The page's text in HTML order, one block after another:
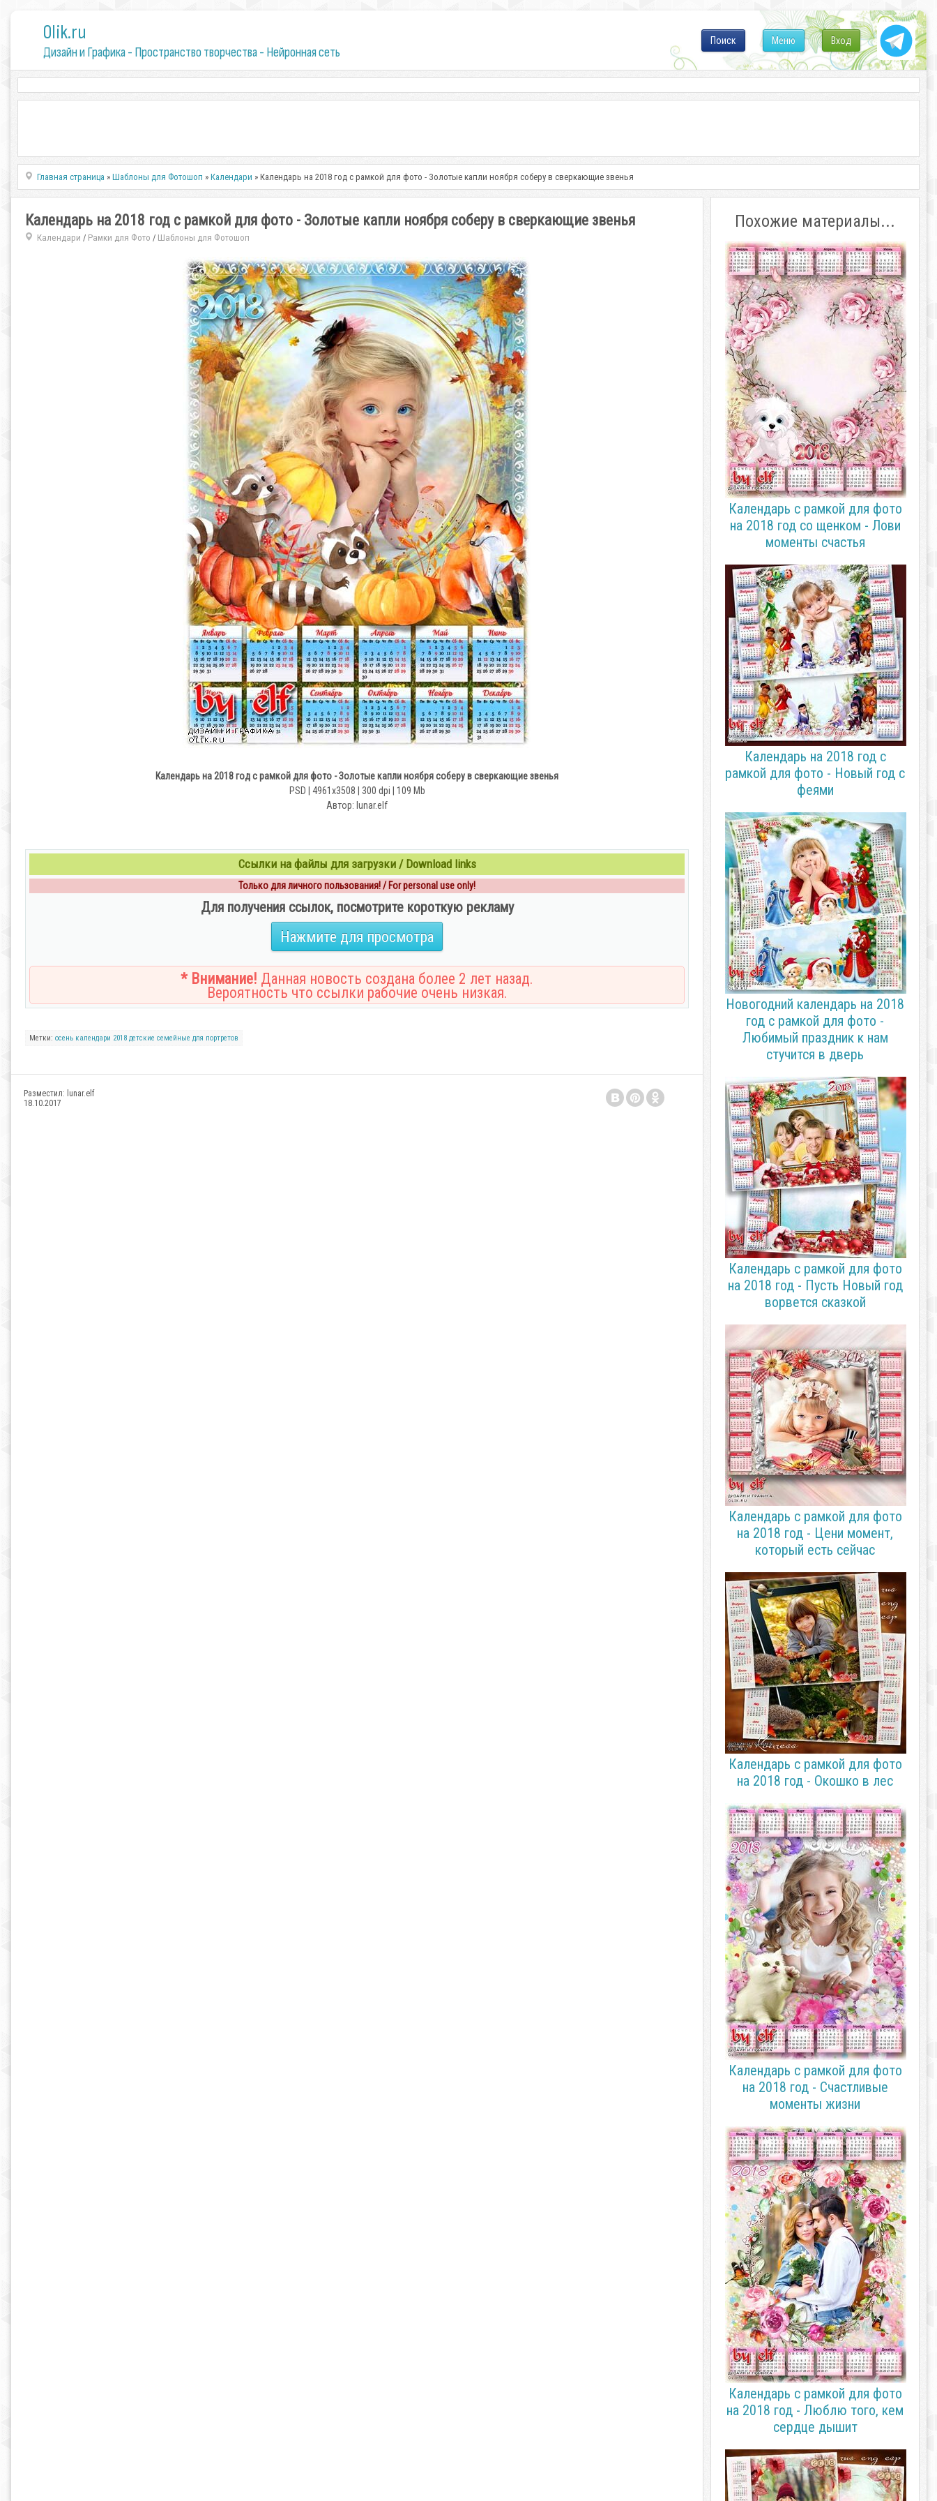
0lik.ru
Дизайн и Графика - Пространство творчества - Нейронная сеть
Вход
Меню
Поиск
Главная страница »Шаблоны для Фотошоп »Календари » Календарь на 2018 год с рамкой для фото - Золотые капли ноября соберу в сверкающие звенья
Календарь на 2018 год с рамкой для фото - Золотые капли ноября соберу в сверкающие звенья
Календари / Рамки для Фото / Шаблоны для Фотошоп
Календарь на 2018 год с рамкой для фото - Золотые капли ноября соберу в сверкающие звенья
PSD | 4961х3508 | 300 dpi | 109 Mb
Автор: lunar.elf
Ссылки на файлы для загрузки / Download links
Только для личного пользования! / For personal use only!
Для получения ссылок, посмотрите короткую рекламу
Нажмите для просмотра
* Внимание! Данная новость создана более 2 лет назад.
Вероятность что ссылки рабочие очень низкая.
Метки: осень календари 2018 детские семейные для портретов
Разместил: lunar.elf
18.10.2017
Похожие материалы...
Календарь с рамкой для фото
на 2018 год со щенком - Лови
моменты счастья
Календарь на 2018 год с
рамкой для фото - Новый год с
феями
Новогодний календарь на 2018
год с рамкой для фото -
Любимый праздник к нам
стучится в дверь
Календарь с рамкой для фото
на 2018 год - Пусть Новый год
ворвется сказкой
Календарь с рамкой для фото
на 2018 год - Цени момент,
который есть сейчас
Календарь с рамкой для фото
на 2018 год - Окошко в лес
Календарь с рамкой для фото
на 2018 год - Счастливые
моменты жизни
Календарь с рамкой для фото
на 2018 год - Люблю того, кем
сердце дышит